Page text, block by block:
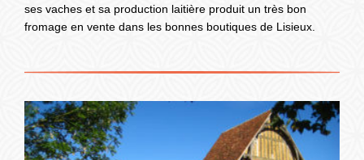
ses vaches et sa production laitière produit un très bon
fromage en vente dans les bonnes boutiques de Lisieux.